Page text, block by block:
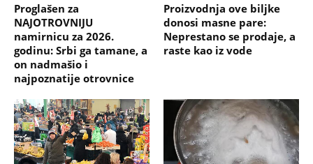
Proglašen za
NAJOTROVNIJU
namirnicu za 2026.
godinu: Srbi ga tamane, a
on nadmašio i
najpoznatije otrovnice
Proizvodnja ove biljke
donosi masne pare:
Neprestano se prodaje, a
raste kao iz vode